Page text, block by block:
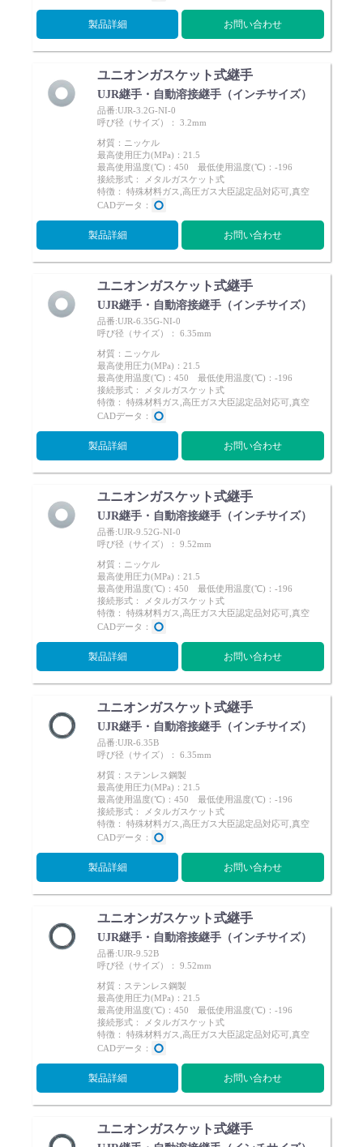
製品詳細 お問い合わせ
ユニオンガスケット式継手
UJR継手・自動溶接継手（インチサイズ）
品番:UJR-3.2G-NI-0
呼び径（サイズ）： 3.2mm
材質：ニッケル
最高使用圧力(MPa)：21.5
最高使用温度(℃)：450 最低使用温度(℃)：-196
接続形式： メタルガスケット式
特徴： 特殊材料ガス,高圧ガス大臣認定品対応可,真空
CADデータ：
製品詳細 お問い合わせ
ユニオンガスケット式継手
UJR継手・自動溶接継手（インチサイズ）
品番:UJR-6.35G-NI-0
呼び径（サイズ）： 6.35mm
材質：ニッケル
最高使用圧力(MPa)：21.5
最高使用温度(℃)：450 最低使用温度(℃)：-196
接続形式： メタルガスケット式
特徴： 特殊材料ガス,高圧ガス大臣認定品対応可,真空
CADデータ：
製品詳細 お問い合わせ
ユニオンガスケット式継手
UJR継手・自動溶接継手（インチサイズ）
品番:UJR-9.52G-NI-0
呼び径（サイズ）： 9.52mm
材質：ニッケル
最高使用圧力(MPa)：21.5
最高使用温度(℃)：450 最低使用温度(℃)：-196
接続形式： メタルガスケット式
特徴： 特殊材料ガス,高圧ガス大臣認定品対応可,真空
CADデータ：
製品詳細 お問い合わせ
ユニオンガスケット式継手
UJR継手・自動溶接継手（インチサイズ）
品番:UJR-6.35B
呼び径（サイズ）： 6.35mm
材質：ステンレス鋼製
最高使用圧力(MPa)：21.5
最高使用温度(℃)：450 最低使用温度(℃)：-196
接続形式： メタルガスケット式
特徴： 特殊材料ガス,高圧ガス大臣認定品対応可,真空
CADデータ：
製品詳細 お問い合わせ
ユニオンガスケット式継手
UJR継手・自動溶接継手（インチサイズ）
品番:UJR-9.52B
呼び径（サイズ）： 9.52mm
材質：ステンレス鋼製
最高使用圧力(MPa)：21.5
最高使用温度(℃)：450 最低使用温度(℃)：-196
接続形式： メタルガスケット式
特徴： 特殊材料ガス,高圧ガス大臣認定品対応可,真空
CADデータ：
製品詳細 お問い合わせ
ユニオンガスケット式継手